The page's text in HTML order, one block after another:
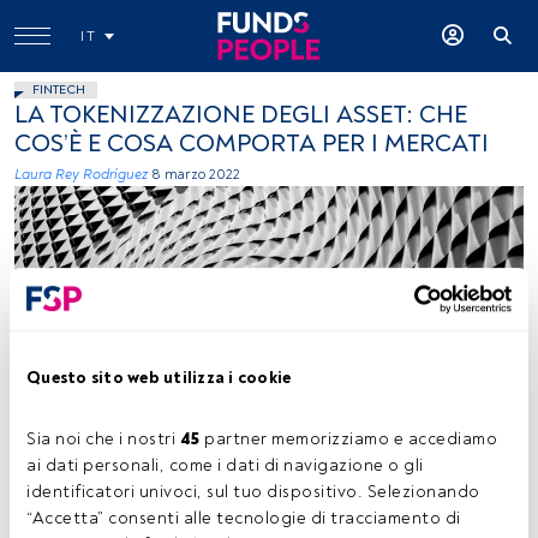
Questo sito web utilizza i cookie
Sia noi che i nostri 45 partner memorizziamo e accediamo
ai dati personali, come i dati di navigazione o gli
identificatori univoci, sul tuo dispositivo. Selezionando
“Accetta” consenti alle tecnologie di tracciamento di
IT
FINTECH
LA TOKENIZZAZIONE DEGLI ASSET: CHE
COS’È E COSA COMPORTA PER I MERCATI
Laura Rey Rodríguez 8 marzo 2022
Ricardo Gomez Angel (Unsplash)
Tempo di lettura: 3 min.